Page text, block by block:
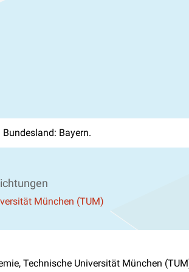
Bayern.
München (TUM)
Technische Universität München